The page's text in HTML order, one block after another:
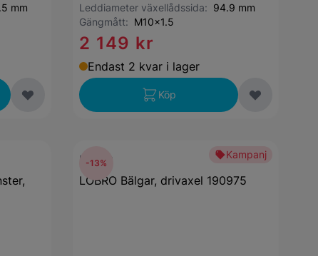
mm
Leddiameter växellådssida: 94.9 mm
Gängmått: M10x1.5
2 149 kr
Endast 2 kvar i lager
Köp
Kampanj
LÖBRO
LÖBRO Bälgar, drivaxel 190975
-13%